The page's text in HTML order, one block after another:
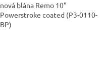
nová blána Remo 10"
Powerstroke coated (P3-0110-
BP)